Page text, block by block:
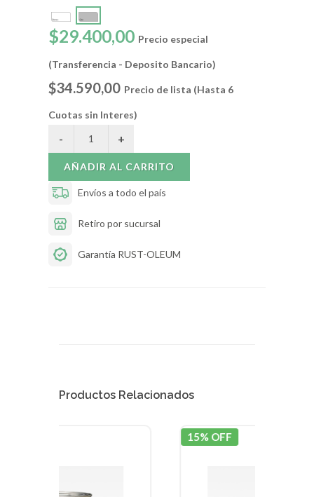
$29.400,00 Precio especial
(Transferencia - Deposito Bancario)
$34.590,00 Precio de lista (Hasta 6
Cuotas sin Interes)
AÑADIR AL CARRITO
Envíos a todo el país
Retiro por sucursal
Garantía RUST-OLEUM
Productos Relacionados